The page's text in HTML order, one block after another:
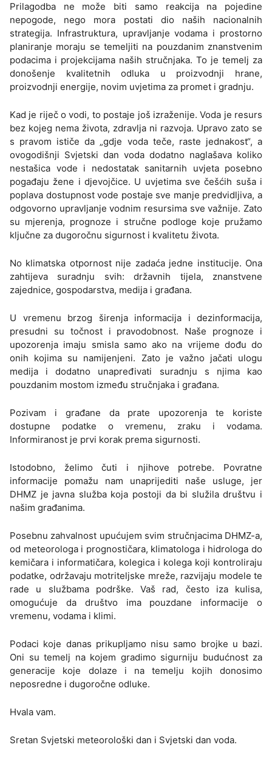
Prilagodba ne može biti samo reakcija na pojedine
nepogode, nego mora postati dio naših nacionalnih
strategija. Infrastruktura, upravljanje vodama i prostorno
planiranje moraju se temeljiti na pouzdanim znanstvenim
podacima i projekcijama naših stručnjaka. To je temelj za
donošenje kvalitetnih odluka u proizvodnji hrane,
proizvodnji energije, novim uvjetima za promet i gradnju.
Kad je riječ o vodi, to postaje još izraženije. Voda je resurs
bez kojeg nema života, zdravlja ni razvoja. Upravo zato se
s pravom ističe da „gdje voda teče, raste jednakost“, a
ovogodišnji Svjetski dan voda dodatno naglašava koliko
nestašica vode i nedostatak sanitarnih uvjeta posebno
pogađaju žene i djevojčice. U uvjetima sve češćih suša i
poplava dostupnost vode postaje sve manje predvidljiva, a
odgovorno upravljanje vodnim resursima sve važnije. Zato
su mjerenja, prognoze i stručne podloge koje pružamo
ključne za dugoročnu sigurnost i kvalitetu života.
No klimatska otpornost nije zadaća jedne institucije. Ona
zahtijeva suradnju svih: državnih tijela, znanstvene
zajednice, gospodarstva, medija i građana.
U vremenu brzog širenja informacija i dezinformacija,
presudni su točnost i pravodobnost. Naše prognoze i
upozorenja imaju smisla samo ako na vrijeme dođu do
onih kojima su namijenjeni. Zato je važno jačati ulogu
medija i dodatno unapređivati suradnju s njima kao
pouzdanim mostom između stručnjaka i građana.
Pozivam i građane da prate upozorenja te koriste
dostupne podatke o vremenu, zraku i vodama.
Informiranost je prvi korak prema sigurnosti.
Istodobno, želimo čuti i njihove potrebe. Povratne
informacije pomažu nam unaprijediti naše usluge, jer
DHMZ je javna služba koja postoji da bi služila društvu i
našim građanima.
Posebnu zahvalnost upućujem svim stručnjacima DHMZ-a,
od meteorologa i prognostičara, klimatologa i hidrologa do
kemičara i informatičara, kolegica i kolega koji kontroliraju
podatke, održavaju motriteljske mreže, razvijaju modele te
rade u službama podrške. Vaš rad, često iza kulisa,
omogućuje da društvo ima pouzdane informacije o
vremenu, vodama i klimi.
Podaci koje danas prikupljamo nisu samo brojke u bazi.
Oni su temelj na kojem gradimo sigurniju budućnost za
generacije koje dolaze i na temelju kojih donosimo
neposredne i dugoročne odluke.
Hvala vam.
Sretan Svjetski meteorološki dan i Svjetski dan voda.